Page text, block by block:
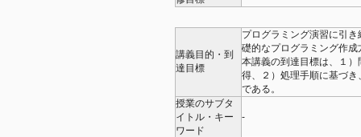
講義目的・到
達目標
プログラミング演習に引
礎的なプログラミング作
本講義の到達目標は、１
得、２）処理手順に基づ
である。
授業のサブタ
イトル・キー
ワード
-